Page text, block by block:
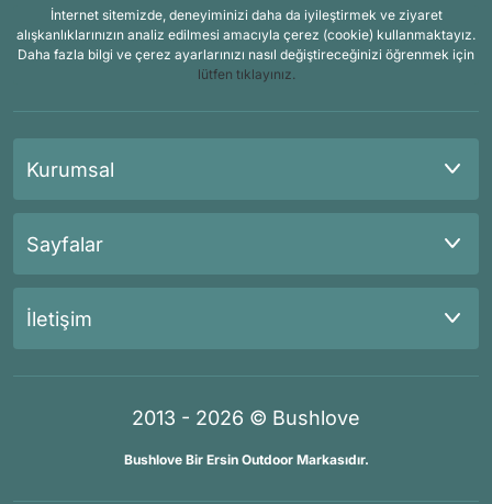
İnternet sitemizde, deneyiminizi daha da iyileştirmek ve ziyaret
alışkanlıklarınızın analiz edilmesi amacıyla çerez (cookie) kullanmaktayız.
Daha fazla bilgi ve çerez ayarlarınızı nasıl değiştireceğinizi öğrenmek için
lütfen tıklayınız.
Kurumsal
Sayfalar
İletişim
2013 - 2026 © Bushlove
Bushlove Bir Ersin Outdoor Markasıdır.